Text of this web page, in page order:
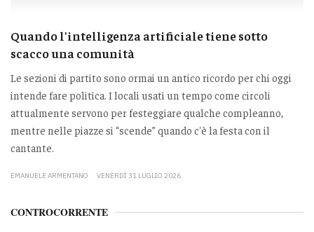
Quando l'intelligenza artificiale tiene sotto
scacco una comunità
Le sezioni di partito sono ormai un antico ricordo per chi oggi
intende fare politica. I locali usati un tempo come circoli
attualmente servono per festeggiare qualche compleanno,
mentre nelle piazze si “scende” quando c'è la festa con il
cantante.
EMANUELE ARMENTANO VENERDÌ 31 LUGLIO 2026
CONTROCORRENTE